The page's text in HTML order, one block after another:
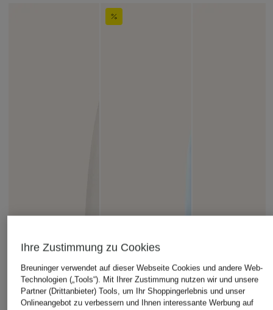
Ihre Zustimmung zu Cookies
Breuninger verwendet auf dieser Webseite Cookies und andere Web-
Technologien („Tools“). Mit Ihrer Zustimmung nutzen wir und unsere
Partner (Drittanbieter) Tools, um Ihr Shoppingerlebnis und unser
Onlineangebot zu verbessern und Ihnen interessante Werbung auf